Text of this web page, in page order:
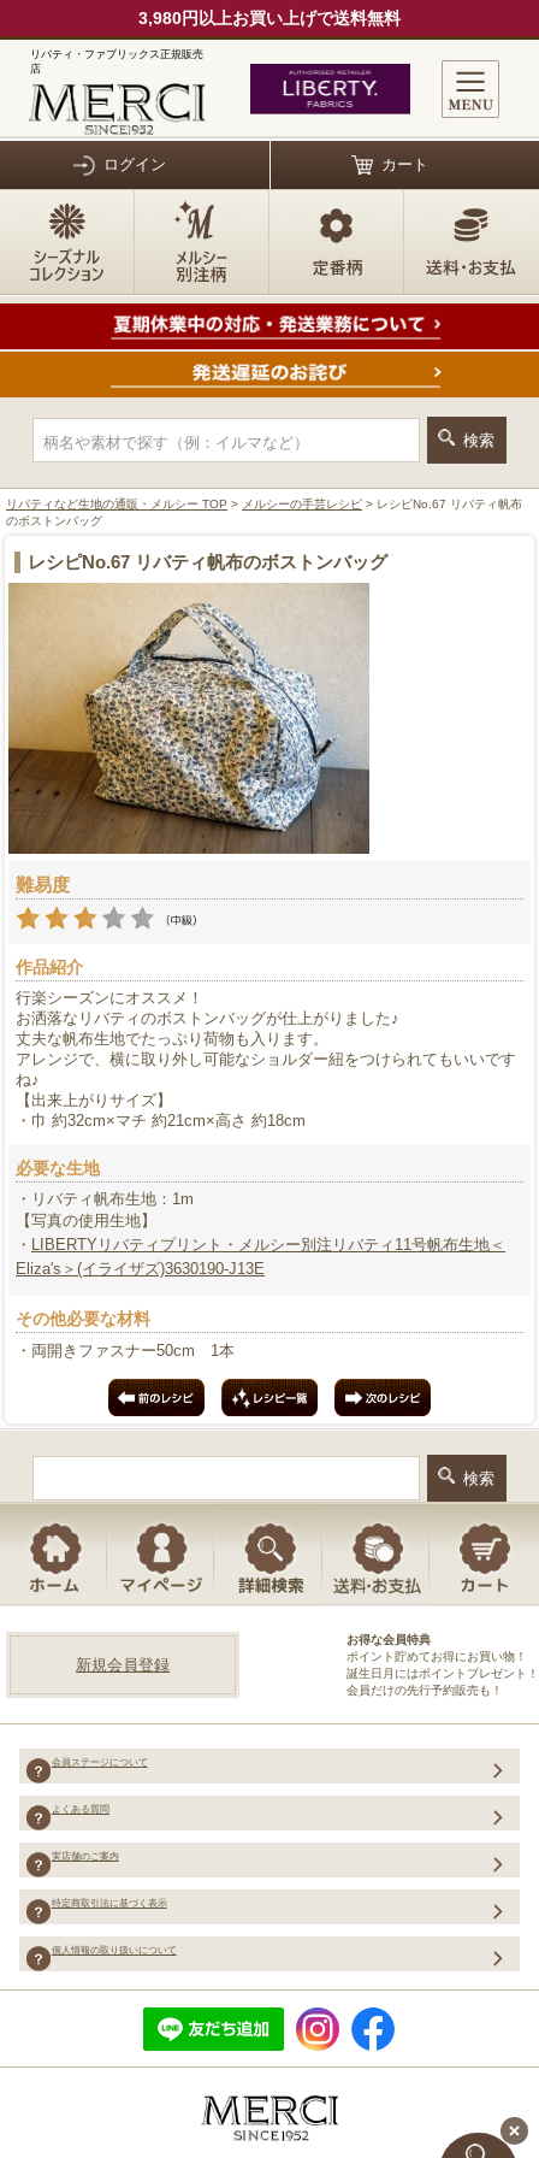
3,980円以上お買い上げで送料無料
リバティ・ファブリックス正規販売
店
ログイン カート
リバティなど生地の通販・メルシー TOP > メルシーの手芸レシピ > レシピNo.67 リバティ帆布
のボストンバッグ
レシピNo.67 リバティ帆布のボストンバッグ
難易度
作品紹介
行楽シーズンにオススメ！
お洒落なリバティのボストンバッグが仕上がりました♪
丈夫な帆布生地でたっぷり荷物も入ります。
アレンジで、横に取り外し可能なショルダー紐をつけられてもいいです
ね♪
【出来上がりサイズ】
・巾 約32cm×マチ 約21cm×高さ 約18cm
必要な生地
・リバティ帆布生地：1m
【写真の使用生地】
・ LIBERTYリバティプリント・メルシー別注リバティ11号帆布生地＜
Eliza's＞(イライザズ)3630190-J13E
その他必要な材料
・両開きファスナー50cm 1本
新規会員登録
お得な会員特典
ポイント貯めてお得にお買い物！
誕生日月にはポイントプレゼント！
会員だけの先行予約販売も！
会員ステージについて
よくある質問
実店舗のご案内
特定商取引法に基づく表示
個人情報の取り扱いについて